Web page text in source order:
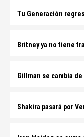
Tu Generación
Britney ya no tiene
Gillman se cambia
Shakira pasará por